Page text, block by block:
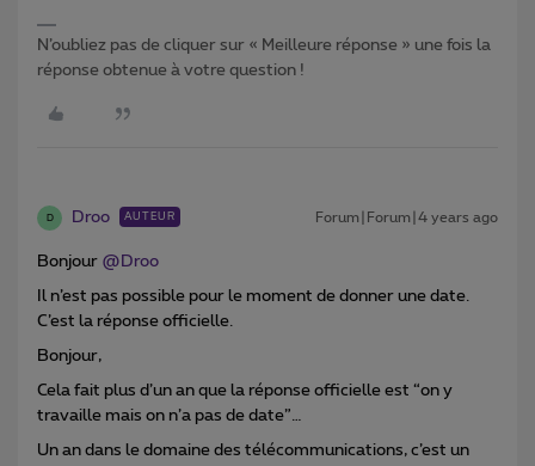
N’oubliez pas de cliquer sur « Meilleure réponse » une fois la
réponse obtenue à votre question !
D Droo AUTEUR Forum|Forum|4 years ago
Bonjour @Droo
Il n’est pas possible pour le moment de donner une date.
C’est la réponse officielle.
Bonjour,
Cela fait plus d’un an que la réponse officielle est “on y
travaille mais on n’a pas de date”…
Un an dans le domaine des télécommunications, c’est un